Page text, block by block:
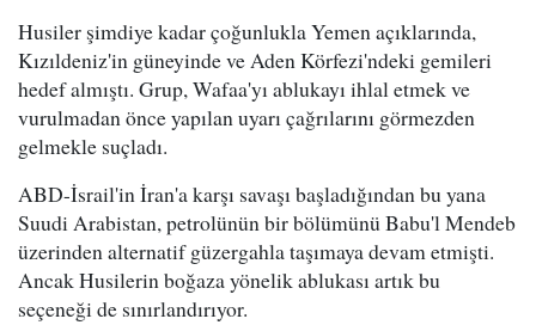
Husiler şimdiye kadar çoğunlukla Yemen açıklarında,
Kızıldeniz'in güneyinde ve Aden Körfezi'ndeki gemileri
hedef almıştı. Grup, Wafaa'yı ablukayı ihlal etmek ve
vurulmadan önce yapılan uyarı çağrılarını görmezden
gelmekle suçladı.
ABD-İsrail'in İran'a karşı savaşı başladığından bu yana
Suudi Arabistan, petrolünün bir bölümünü Babu'l Mendeb
üzerinden alternatif güzergahla taşımaya devam etmişti.
Ancak Husilerin boğaza yönelik ablukası artık bu
seçeneği de sınırlandırıyor.